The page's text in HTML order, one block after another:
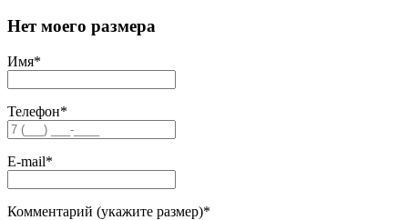
Нет моего размера
Имя*
Телефон*
E-mail*
Комментарий (укажите размер)*